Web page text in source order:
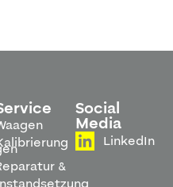
&
Social
Media
LinkedIn